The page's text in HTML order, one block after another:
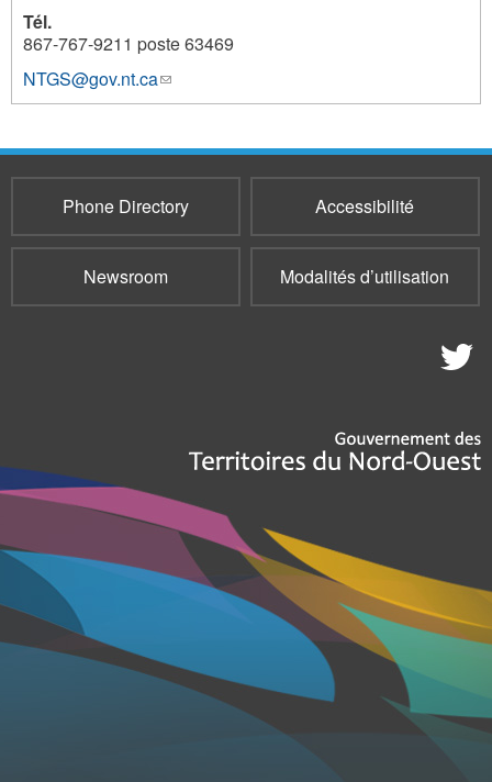
Tél.
867-767-9211 poste 63469
NTGS@gov.nt.ca(link
sends
mail)
867
Phone Directory Accessibilité
Newsroom Modalités d’utilisation